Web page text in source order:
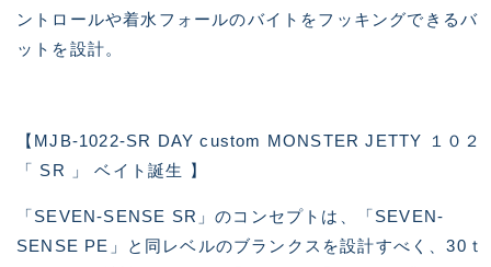
ントロールや着水フォールのバイトをフッキングできるバ
ットを設計。
【MJB-1022-SR DAY custom MONSTER JETTY １０２
「 SR 」 ベイト誕生 】
「SEVEN-SENSE SR」のコンセプトは、「SEVEN-
SENSE PE」と同レベルのブランクスを設計すべく、30ｔ